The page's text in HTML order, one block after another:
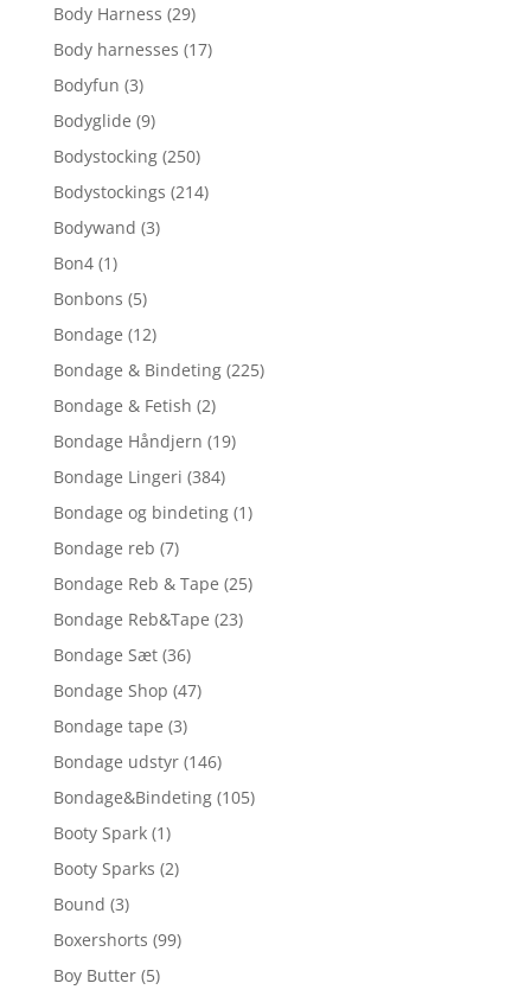
Body Harness (29)
Body harnesses (17)
Bodyfun (3)
Bodyglide (9)
Bodystocking (250)
Bodystockings (214)
Bodywand (3)
Bon4 (1)
Bonbons (5)
Bondage (12)
Bondage & Bindeting (225)
Bondage & Fetish (2)
Bondage Håndjern (19)
Bondage Lingeri (384)
Bondage og bindeting (1)
Bondage reb (7)
Bondage Reb & Tape (25)
Bondage Reb&Tape (23)
Bondage Sæt (36)
Bondage Shop (47)
Bondage tape (3)
Bondage udstyr (146)
Bondage&Bindeting (105)
Booty Spark (1)
Booty Sparks (2)
Bound (3)
Boxershorts (99)
Boy Butter (5)